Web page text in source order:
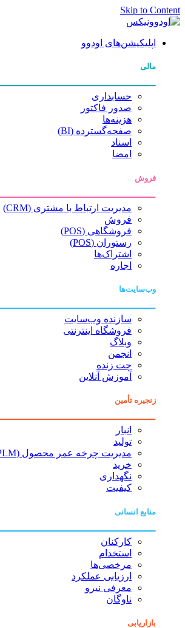
Skip to Content
اپلیکیشن‌های اودوو
مالی
حسابداری
صدور فاکتور
هزینه‌ها
صفحه‌گسترده (BI)
اسناد
امضا
فروش
مدیریت ارتباط با مشتری (CRM)
فروش
فروشگاهی (POS)
رستوران (POS)
اشتراک‌ها
اجاره
وب‌سایت‌ها
سازنده وب‌سایت
فروشگاه اینترنتی
وبلاگ
انجمن
چت زنده
آموزش آنلاین
زنجیره تأمین
انبار
تولید
مدیریت چرخه عمر محصول (PLM)
خرید
نگهداری
کیفیت
منابع انسانی
کارکنان
استخدام
مرخصی‌ها
ارزیابی عملکرد
معرفی نیرو
ناوگان
بازاریابی